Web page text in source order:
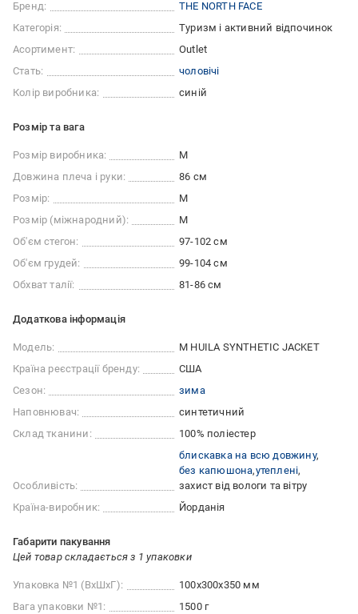
Бренд:
THE NORTH FACE
Категорія:
Туризм і активний відпочинок
Асортимент:
Outlet
Стать:
чоловічі
Колір виробника:
синій
Розмір та вага
Розмір виробника:
M
Довжина плеча і руки:
86 см
Розмір:
M
Розмір (міжнародний):
M
Об'єм стегон:
97-102 см
Об'єм грудей:
99-104 см
Обхват талії:
81-86 см
Додаткова інформація
Модель:
M HUILA SYNTHETIC JACKET
Країна реєстрації бренду:
США
Сезон:
зима
Наповнювач:
синтетичний
Склад тканини:
100% поліестер
Особливість:
блискавка на всю довжину
без капюшона утеплені
захист від вологи та вітру
Країна-виробник:
Йорданія
Габарити пакування
Цей товар складається з 1 упаковки
Упаковка №1 (ВхШхГ):
100x300x350 мм
Вага упаковки №1:
1500 г